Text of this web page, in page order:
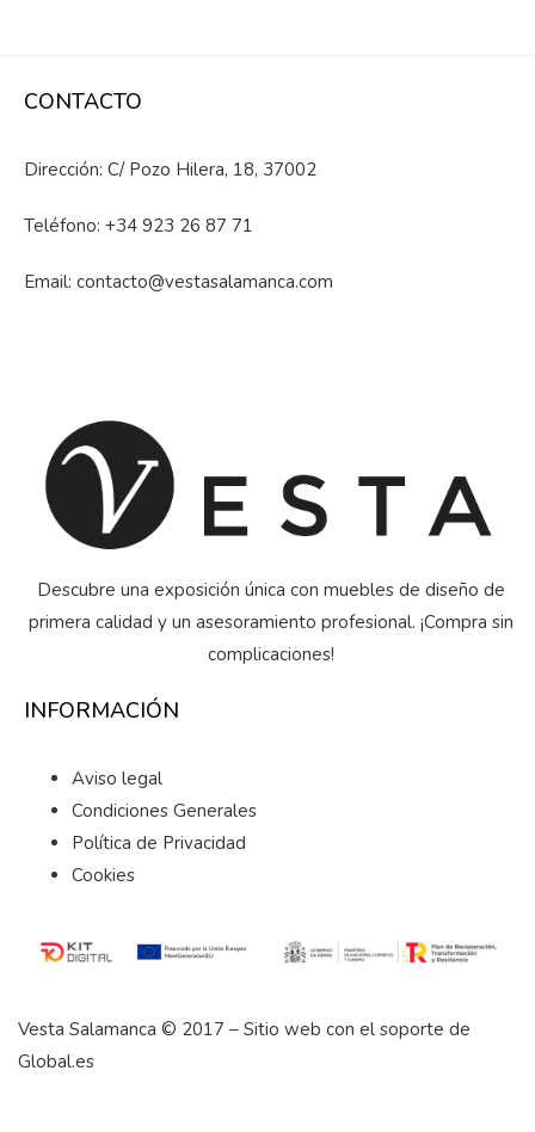
CONTACTO
Dirección: C/ Pozo Hilera, 18, 37002
Teléfono: +34 923 26 87 71
Email: contacto@vestasalamanca.com
Descubre una exposición única con muebles de diseño de
primera calidad y un asesoramiento profesional. ¡Compra sin
complicaciones!
INFORMACIÓN
Aviso legal
Condiciones Generales
Política de Privacidad
Cookies
Vesta Salamanca © 2017 – Sitio web con el soporte de
Global.es